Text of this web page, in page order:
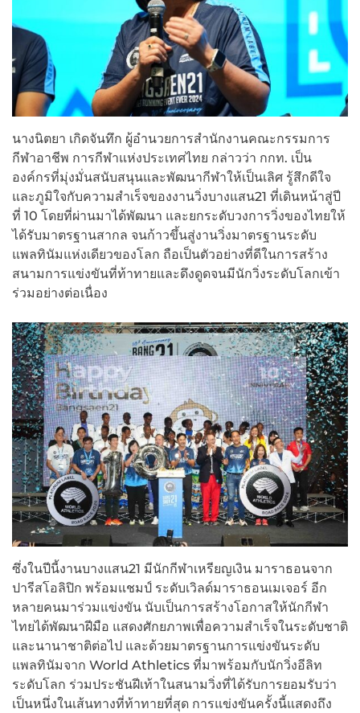
นางนิตยา เกิดจันทึก ผู้อำนวยการสำนักงานคณะกรรมการ
กีฬาอาชีพ การกีฬาแห่งประเทศไทย กล่าวว่า กกท. เป็น
องค์กรที่มุ่งมั่นสนับสนุนและพัฒนากีฬาให้เป็นเลิศ รู้สึกดีใจ
และภูมิใจกับความสำเร็จของงานวิ่งบางแสน21 ที่เดินหน้าสู่ปี
ที่ 10 โดยที่ผ่านมาได้พัฒนา และยกระดับวงการวิ่งของไทยให้
ได้รับมาตรฐานสากล จนก้าวขึ้นสู่งานวิ่งมาตรฐานระดับ
แพลทินัมแห่งเดียวของโลก ถือเป็นตัวอย่างที่ดีในการสร้าง
สนามการแข่งขันที่ท้าทายและดึงดูดจนมีนักวิ่งระดับโลกเข้า
ร่วมอย่างต่อเนื่อง
ซึ่งในปีนี้งานบางแสน21 มีนักกีฬาเหรียญเงิน มาราธอนจาก
ปารีสโอลิปิก พร้อมแชมป์ ระดับเวิลด์มาราธอนเมเจอร์ อีก
หลายคนมาร่วมแข่งขัน นับเป็นการสร้างโอกาสให้นักกีฬา
ไทยได้พัฒนาฝีมือ แสดงศักยภาพเพื่อความสำเร็จในระดับชาติ
และนานาชาติต่อไป และด้วยมาตรฐานการแข่งขันระดับ
แพลทินัมจาก World Athletics ที่มาพร้อมกับนักวิ่งอีลิท
ระดับโลก ร่วมประชันฝีเท้าในสนามวิ่งที่ได้รับการยอมรับว่า
เป็นหนึ่งในเส้นทางที่ท้าทายที่สุด การแข่งขันครั้งนี้แสดงถึง